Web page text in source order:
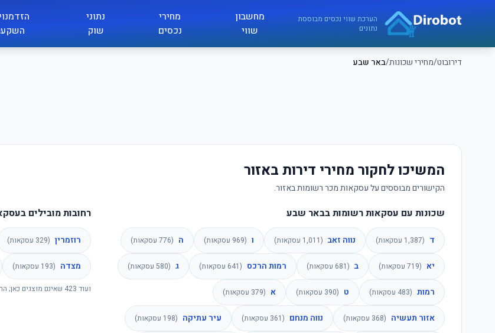
דירובוט/מחירי שכונות/באר שבע
דירובוט
הערכת שווי נכסים מבוססת
נתונים
מחשבון
שווי
מחירי
נכסים
נתוני
שוק
המשיכו לחקור מחירי דירות באזור
הקישורים מבוססים על עסקאות מכר רשומות באזור.
שכונות עם עסקאות רשומות בבאר שבע
ד (
1,387 עסקאות) נווה זאב (
1,011 עסקאות) ו (
969 עסקאות) ה (
776 עסקאות)
יא (
719 עסקאות) ב (
681 עסקאות) רמות הרכס (
641 עסקאות) ג (
580 עסקאות)
רמות (
483 עסקאות) ט (
390 עסקאות) א (
379 עסקאות)
אזור תעשיה (
368 עסקאות) נווה מנחם (
361 עסקאות) עיר עתיקה (
198 עסקאות)
רחובות מובילים
רוזמרין (
329 עסקאות)
מצדה (
193 עסקאות)
ועוד 423 שאינם מוצגים כאן;